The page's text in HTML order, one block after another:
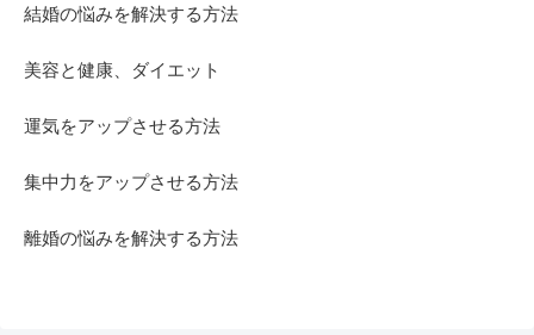
結婚の悩みを解決する方法
美容と健康、ダイエット
運気をアップさせる方法
集中力をアップさせる方法
離婚の悩みを解決する方法